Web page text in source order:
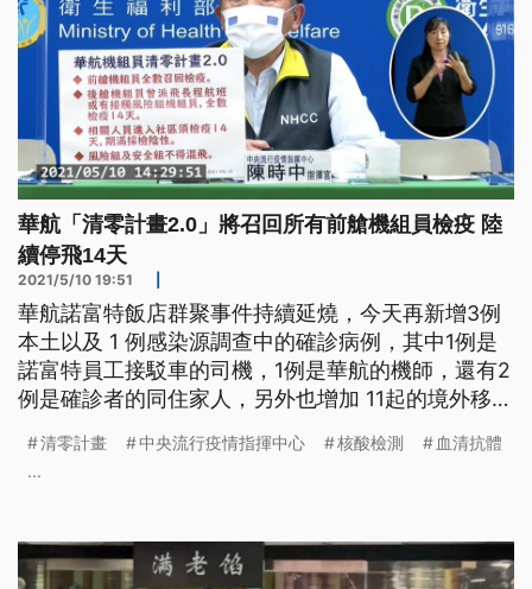
華航「清零計畫2.0」將召回所有前艙機組員檢疫 陸
續停飛14天
2021/5/10 19:51
華航諾富特飯店群聚事件持續延燒，今天再新增3例
本土以及 1 例感染源調查中的確診病例，其中1例是
諾富特員工接駁車的司機，1例是華航的機師，還有2
例是確診者的同住家人，另外也增加 11起的境外移入
揮中心研判華航內部有隱形傳播鏈，因此宣布清零計
畫2.0，大規模檢疫「機組員」，而指揮官陳時中
華航機師與諾富特
清零計畫 中央流行疫情指揮中心 核酸檢測
血清抗體
...